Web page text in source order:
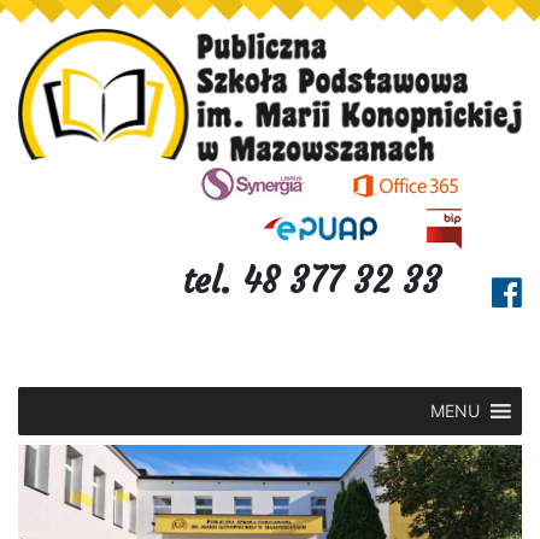
tel. 48 377 32 33
MENU